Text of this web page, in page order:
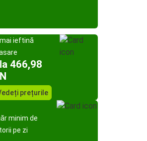
ieftină
466,98
prețurile
minim de
pe zi